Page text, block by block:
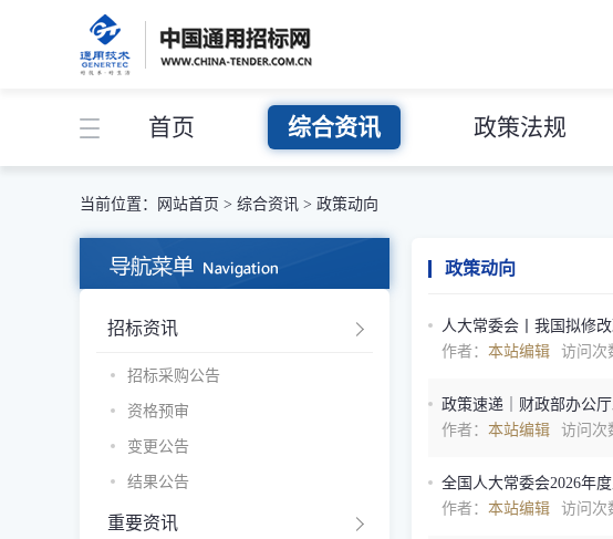
首页 综合资讯 政策法规
当前位置： 网站首页 > 综合资讯 > 政策动向
招标资讯
招标采购公告
资格预审
变更公告
结果公告
重要资讯
政策动向
人大常委会丨我国拟修
作者： 本站编辑 访问次
政策速递｜财政部办公
作者： 本站编辑 访问次
全国人大常委会2026年
作者： 本站编辑 访问次